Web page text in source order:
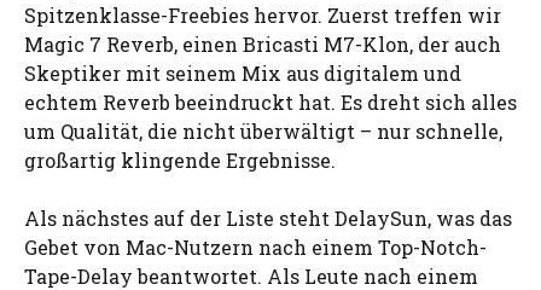
Spitzenklasse-Freebies hervor. Zuerst treffen wir
Magic 7 Reverb, einen Bricasti M7-Klon, der auch
Skeptiker mit seinem Mix aus digitalem und
echtem Reverb beeindruckt hat. Es dreht sich alles
um Qualität, die nicht überwältigt – nur schnelle,
großartig klingende Ergebnisse.
Als nächstes auf der Liste steht DelaySun, was das
Gebet von Mac-Nutzern nach einem Top-Notch-
Tape-Delay beantwortet. Als Leute nach einem